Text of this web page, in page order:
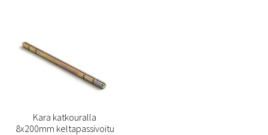
Kara katkouralla
8x200mm keltapassivoitu